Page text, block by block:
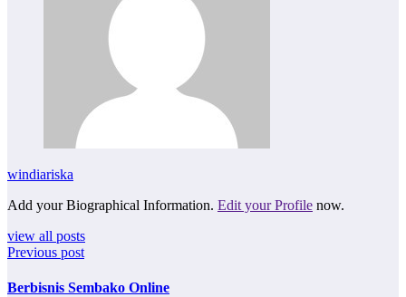
windiariska
Add your Biographical Information. Edit your Profile now.
view all posts
Previous post
Berbisnis Sembako Online